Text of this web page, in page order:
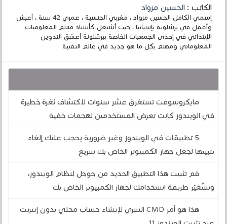
الكاتب :الحسين مزواد
إسمي الكامل الحسين مزواد ، مغربي الجنسية ، عمري 42 سنة ، أعيش
وأعمل في برشلونة بإسبانيا ، حيث أشتغل كأستاذ قسم المعلوميات
الإبتدائي في إحدى الجمعيات الخاصة ببرشلونة أعشق التدوين
المعلوماتي ومهتم بكل ما هو جديد في عالم التقنية
مايكروسوفت تستغرق عشر سنوات لاكتشاف ثغرة خطيرة
في الويندوز كانت تعرض المستخدمين لهجمات خفية
5 تطبيقات في الويندوز وغير ضرورية يحجب عليك إلغاء
تثبيتها لجعل جهاز الكمبيوتر الخاص بك سريع
قم تثبيت هذا التطبيق الجديد من جوجل لنظام الويندوز،
وستُغيّر طريقة استخدامك لجهاز الكمبيوتر الخاص بك
هذا هو أمر CMD السري لإنشاء حساب محلي بدون إنترنت